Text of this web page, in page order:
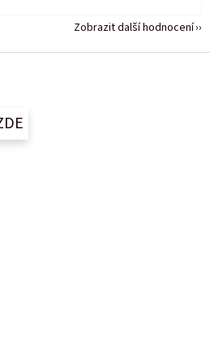
Zobrazit další hodnocení